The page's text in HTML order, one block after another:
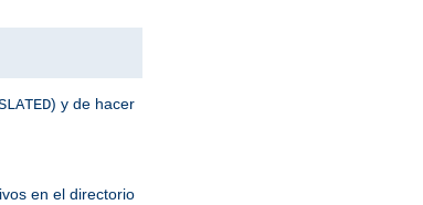
) y de hacer
en el directorio